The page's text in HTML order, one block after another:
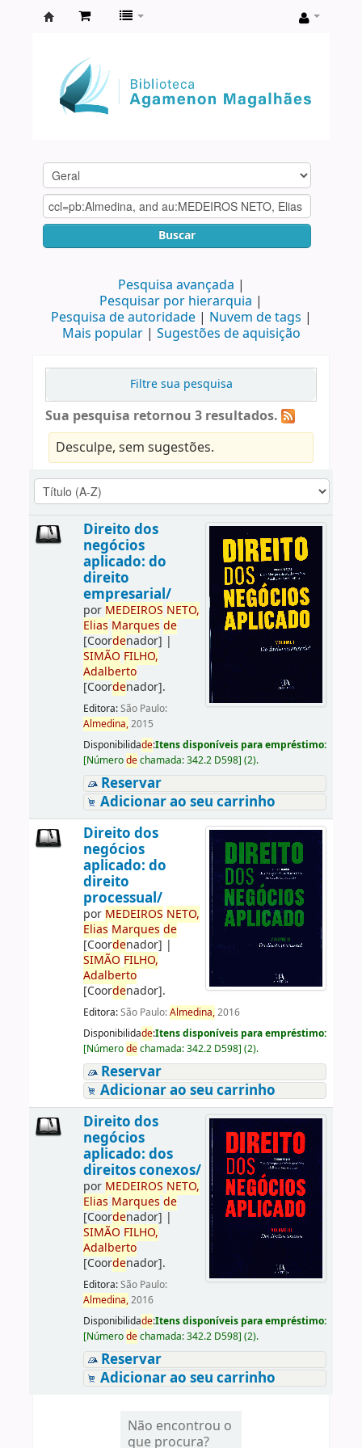
Agamenon
Magalhães
Buscar
Pesquisa avançada
Pesquisar por hierarquia
Pesquisa de autoridade
Nuvem de tags
Mais popular
Sugestões de aquisição
Filtre sua pesquisa
Sua pesquisa retornou 3 resultados.
Desculpe, sem sugestões.
Direito dos
negócios
aplicado: do
direito
empresarial/
por MEDEIROS NETO,
Elias Marques de
[Coordenador] |
SIMÃO FILHO,
Adalberto
[Coordenador].
Editora:São Paulo:
Almedina,2015
Disponibilidade:Itens disponíveis para empréstimo:
[Númerodechamada:342.2 D598] (2).
Reservar
Adicionar ao seu carrinho
Direito dos
negócios
aplicado: do
direito
processual/
por MEDEIROS NETO,
Elias Marques de
[Coordenador] |
SIMÃO FILHO,
Adalberto
[Coordenador].
Editora:São Paulo:Almedina,2016
Disponibilidade:Itens disponíveis para empréstimo:
[Númerodechamada:342.2 D598] (2).
Reservar
Adicionar ao seu carrinho
Direito dos
negócios
aplicado: dos
direitos conexos/
por MEDEIROS NETO,
Elias Marques de
[Coordenador] |
SIMÃO FILHO,
Adalberto
[Coordenador].
Editora:São Paulo:
Almedina,2016
Disponibilidade:Itens disponíveis para empréstimo:
[Númerodechamada:342.2 D598] (2).
Reservar
Adicionar ao seu carrinho
Não encontrou o
que procura?